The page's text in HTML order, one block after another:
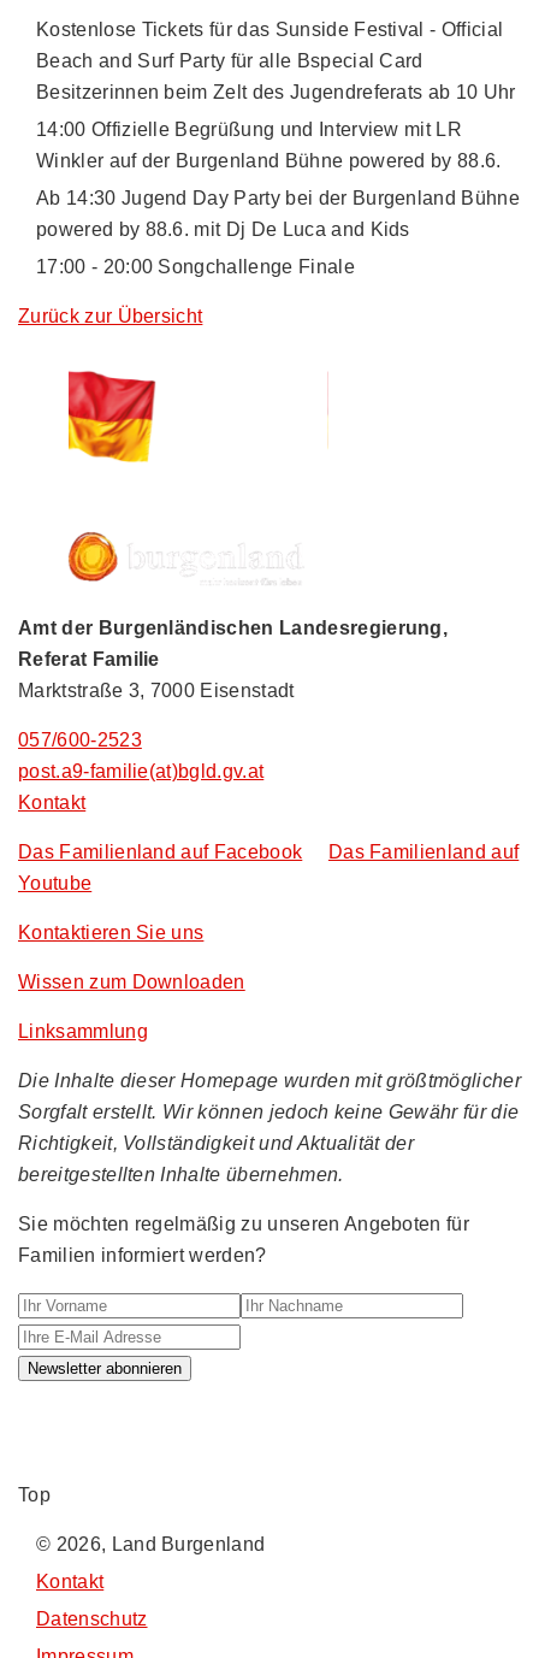
Kostenlose Tickets für das Sunside Festival - Official
Beach and Surf Party für alle Bspecial Card
Besitzerinnen beim Zelt des Jugendreferats ab 10 Uhr
14:00 Offizielle Begrüßung und Interview mit LR
Winkler auf der Burgenland Bühne powered by 88.6.
Ab 14:30 Jugend Day Party bei der Burgenland Bühne
powered by 88.6. mit Dj De Luca and Kids
17:00 - 20:00 Songchallenge Finale
Zurück zur Übersicht
Amt der Burgenländischen Landesregierung,
Referat Familie
Marktstraße 3, 7000 Eisenstadt
057/600-2523
post.a9-familie(at)bgld.gv.at
Kontakt
Das Familienland auf Facebook
Das Familienland auf
Youtube
Kontaktieren Sie uns
Wissen zum Downloaden
Linksammlung
Die Inhalte dieser Homepage wurden mit größtmöglicher
Sorgfalt erstellt. Wir können jedoch keine Gewähr für die
Richtigkeit, Vollständigkeit und Aktualität der
bereitgestellten Inhalte übernehmen.
Sie möchten regelmäßig zu unseren Angeboten für
Familien informiert werden?
Ihr Vorname Ihr Nachname
Newsletter abonnieren
Top
© 2026, Land Burgenland
Kontakt
Datenschutz